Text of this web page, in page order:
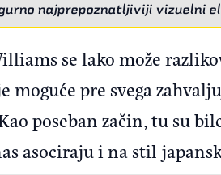
najprepoznatljiviji vizuelni
se lako može
moguće pre svega
poseban začin, tu su
asociraju i na stil